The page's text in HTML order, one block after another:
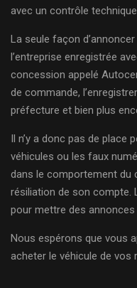
avec un contrôle
La seule façon
l’entreprise enregistrée
concession appelé
de commande,
préfecture et bien plus
Il n’y a donc pas de place
véhicules ou les faux
dans le comportement du
résiliation de son compte.
pour mettre des
Nous espérons que vous
acheter le véhicule de vos